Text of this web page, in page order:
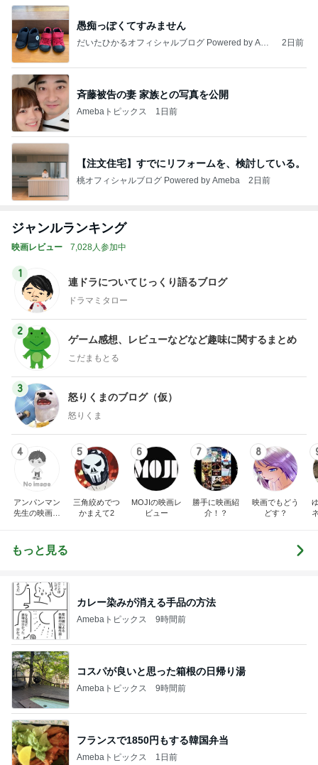
愚痴っぽくてすみません
だいたひかるオフィシャルブログ Powered by Ame
2日前
斉藤被告の妻 家族との写真を公開
Amebaトピックス 1日前
【注文住宅】すでにリフォームを、検討している。
桃オフィシャルブログ Powered by Ameba 2日前
ジャンルランキング
映画レビュー 7,028人参加中
1
連ドラについてじっくり語るブログ
ドラマミタロー
2
ゲーム感想、レビューなどなど趣味に関するまとめ
こだまもとる
3
怒りくまのブログ（仮）
怒りくま
4
アンパンマン
先生の映画講
5
三角絞めでつ
かまえて2
6
MOJIの映画レ
ビュー
7
勝手に映画紹
介！？
8
映画でもどう
どす？
もっと見る
カレー染みが消える手品の方法
Amebaトピックス 9時間前
コスパが良いと思った箱根の日帰り湯
Amebaトピックス 9時間前
フランスで1850円もする韓国弁当
Amebaトピックス 1日前